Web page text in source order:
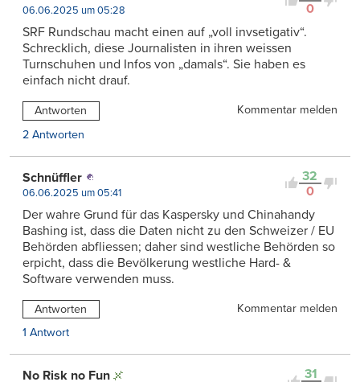
0
06.06.2025 um 05:28
SRF Rundschau macht einen auf „voll invsetigativ“.
Schrecklich, diese Journalisten in ihren weissen
Turnschuhen und Infos von „damals“. Sie haben es
einfach nicht drauf.
Antworten
Kommentar melden
2 Antworten
32
0
Schnüffler
06.06.2025 um 05:41
Der wahre Grund für das Kaspersky und Chinahandy
Bashing ist, dass die Daten nicht zu den Schweizer / EU
Behörden abfliessen; daher sind westliche Behörden so
erpicht, dass die Bevölkerung westliche Hard- &
Software verwenden muss.
Antworten
Kommentar melden
1 Antwort
31
No Risk no Fun